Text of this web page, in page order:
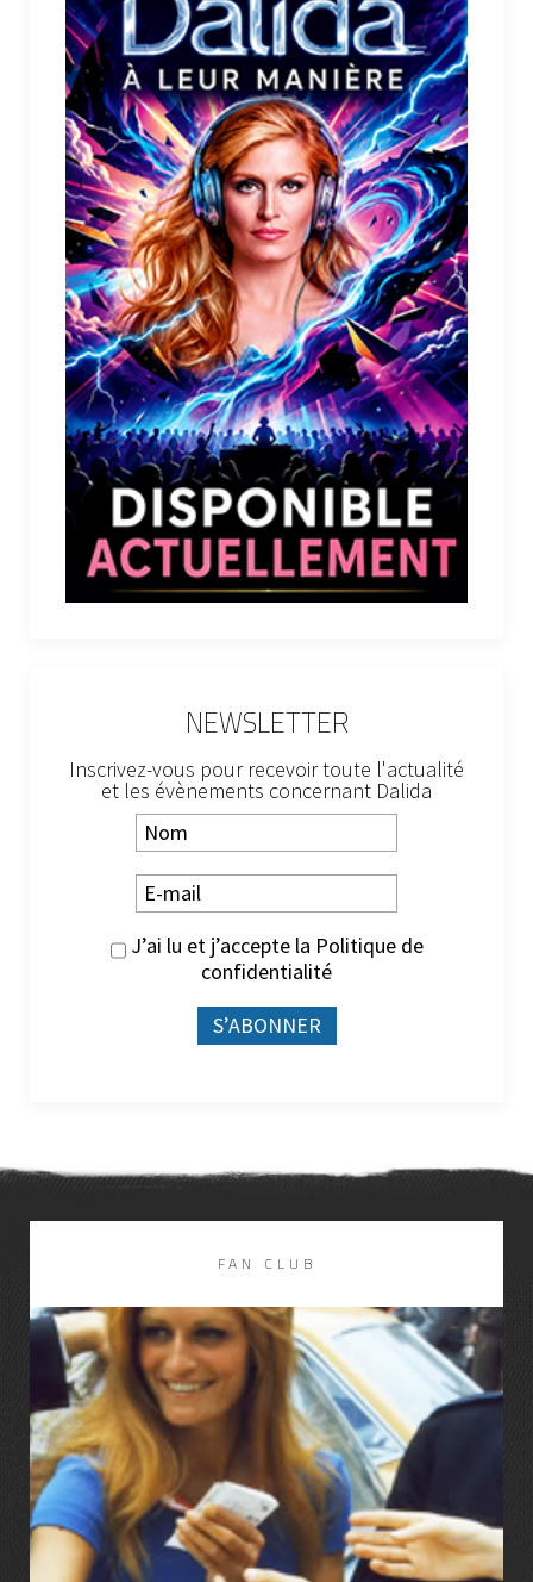
NEWSLETTER
Inscrivez-vous pour recevoir toute l'actualité
et les évènements concernant Dalida
J’ai lu et j’accepte la Politique de
confidentialité
FAN CLUB
LIRE LA SUITE